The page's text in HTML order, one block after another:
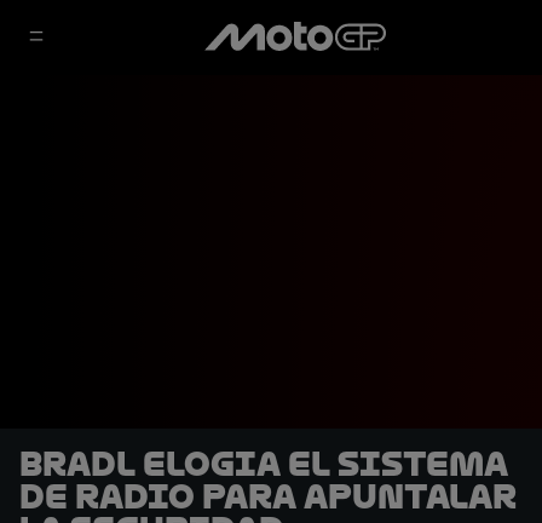
Bradl elogia el sistema
de radio para apuntalar